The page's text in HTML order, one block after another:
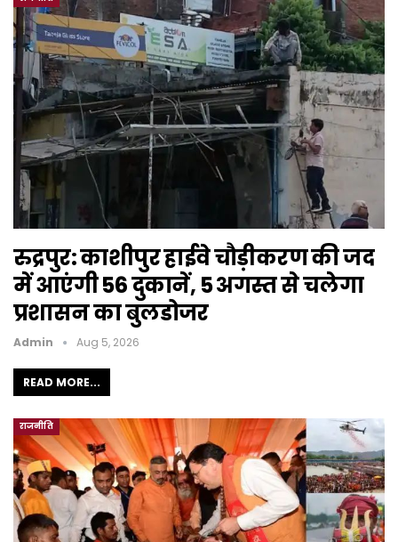
रुद्रपुर: काशीपुर हाईवे चौड़ीकरण की जद
में आएंगी 56 दुकानें, 5 अगस्त से चलेगा
प्रशासन का बुलडोजर
Admin Aug 5, 2026
READ MORE...
राजनीति